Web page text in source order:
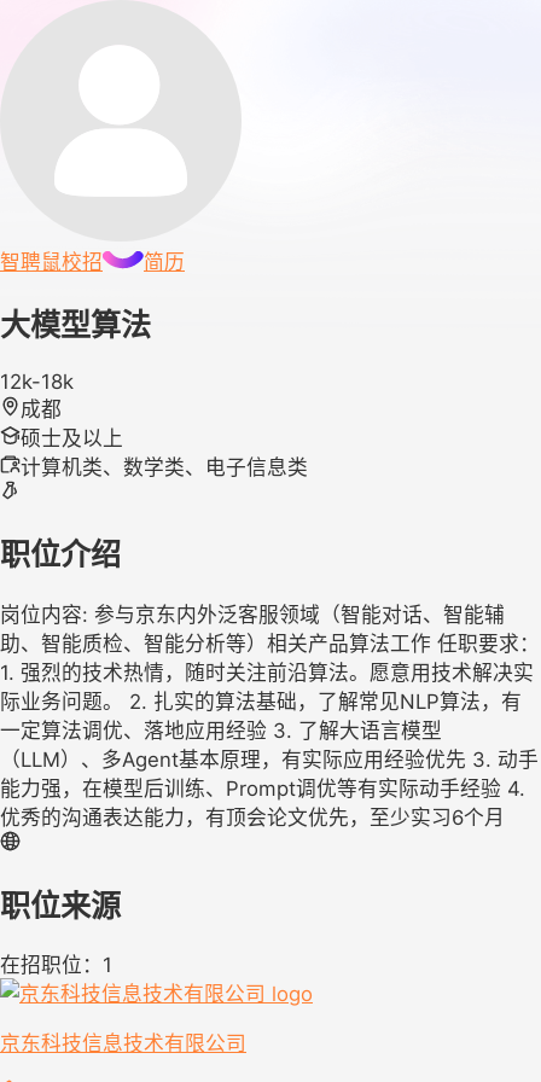
智聘鼠校招 简历
大模型算法
12k-18k
成都
硕士及以上
计算机类、数学类、电子信息类
职位介绍
岗位内容: 参与京东内外泛客服领域（智能对话、智能辅
助、智能质检、智能分析等）相关产品算法工作 任职要求：
1. 强烈的技术热情，随时关注前沿算法。愿意用技术解决实
际业务问题。 2. 扎实的算法基础，了解常见NLP算法，有
一定算法调优、落地应用经验 3. 了解大语言模型
（LLM）、多Agent基本原理，有实际应用经验优先 3. 动手
能力强，在模型后训练、Prompt调优等有实际动手经验 4.
优秀的沟通表达能力，有顶会论文优先，至少实习6个月
职位来源
在招职位：1
京东科技信息技术有限公司